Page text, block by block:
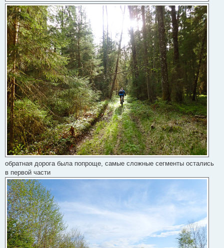
обратная дорога была попроще, самые сложные сегменты остались
в первой части